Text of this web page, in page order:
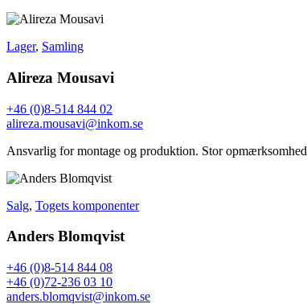
Lager, Samling
Alireza Mousavi
+46 (0)8-514 844 02
alireza.mousavi@inkom.se
Ansvarlig for montage og produktion. Stor
Salg, Togets komponenter
Anders Blomqvist
+46 (0)8-514 844 08
+46 (0)72-236 03 10
anders.blomqvist@inkom.se